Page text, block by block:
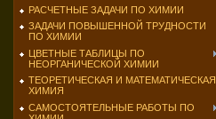
РАСЧЕТНЫЕ ЗАДАЧИ ПО ХИМИИ
ЗАДАЧИ ПОВЫШЕННОЙ ТРУДНОСТИ
ПО ХИМИИ
ЦВЕТНЫЕ ТАБЛИЦЫ ПО
НЕОРГАНИЧЕСКОЙ ХИМИИ
ТЕОРЕТИЧЕСКАЯ И МАТЕМАТИЧЕСКАЯ
ХИМИЯ
САМОСТОЯТЕЛЬНЫЕ РАБОТЫ ПО